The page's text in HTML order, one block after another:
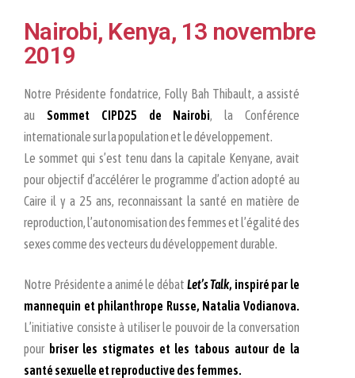
Nairobi, Kenya, 13 novembre
2019
Notre Présidente fondatrice, Folly Bah Thibault, a assisté
au Sommet CIPD25 de Nairobi, la Conférence
internationale sur la population et le développement.
Le sommet qui s’est tenu dans la capitale Kenyane, avait
pour objectif d’accélérer le programme d’action adopté au
Caire il y a 25 ans, reconnaissant la santé en matière de
reproduction, l’autonomisation des femmes et l’égalité des
sexes comme des vecteurs du développement durable.
Notre Présidente a animé le débat Let’s Talk, inspiré par le
mannequin et philanthrope Russe, Natalia Vodianova.
L’initiative consiste à utiliser le pouvoir de la conversation
pour briser les stigmates et les tabous autour de la
santé sexuelle et reproductive des femmes.